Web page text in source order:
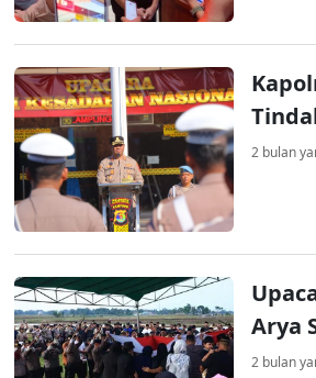
2 bulan
Arya
2 bulan